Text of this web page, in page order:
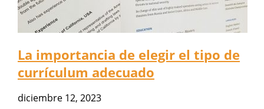
La importancia de elegir el tipo de
currículum adecuado
diciembre 12, 2023